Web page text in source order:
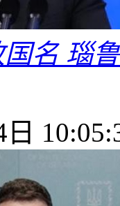
名 瑙